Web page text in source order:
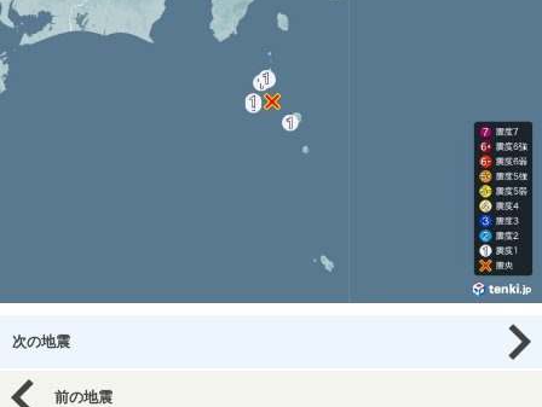
次の地震
前の地震